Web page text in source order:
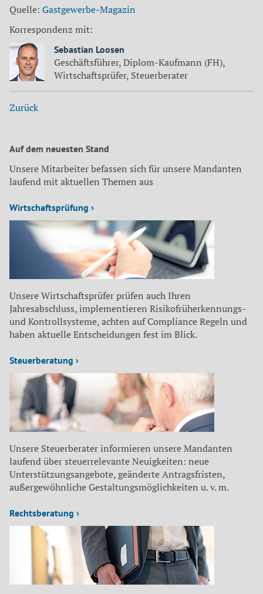
Quelle: Gastgewerbe-Magazin
Korrespondenz mit:
Sebastian Loosen
Geschäftsführer, Diplom-Kaufmann (FH),
Wirtschaftsprüfer, Steuerberater
Zurück
Auf dem neuesten Stand
Unsere Mitarbeiter befassen sich für unsere Mandanten
laufend mit aktuellen Themen aus
Wirtschaftsprüfung ›
Unsere Wirtschaftsprüfer prüfen auch Ihren
Jahresabschluss, implementieren Risikofrüherkennungs-
und Kontrollsysteme, achten auf Compliance Regeln und
haben aktuelle Entscheidungen fest im Blick.
Steuerberatung ›
Unsere Steuerberater informieren unsere Mandanten
laufend über steuerrelevante Neuigkeiten: neue
Unterstützungsangebote, geänderte Antragsfristen,
außergewöhnliche Gestaltungsmöglichkeiten u. v. m.
Rechtsberatung ›